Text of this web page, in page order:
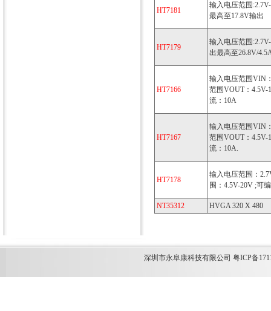
HT7181
输入电压范围
最高至17.8V输出
HT7179
输入电压范围
出最高至26.8V/
HT7166
输入电压范围VIN
范围VOUT：4.5V-
流：10A
HT7167
输入电压范围VIN
范围VOUT：4.5V-
流：10A.
HT7178
输入电压范围：
围：4.5V-20V ;可
NT35312 HVGA 320 X 480
深圳市永阜康科技有限公司 粤ICP备